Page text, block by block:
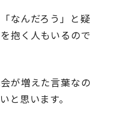
なんだろう」と疑
抱く人もいるので
が増えた言葉なの
と思います。